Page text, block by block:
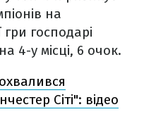
на
господарі
4-у місці, 6 очок.
Сіті": відео